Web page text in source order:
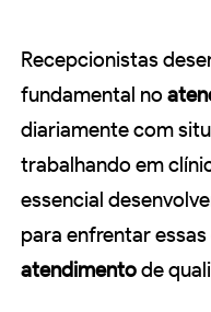
Recepcionistas
fundamental no
diariamente com
trabalhando em
essencial
para enfrentar
atendimentode